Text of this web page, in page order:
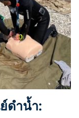
ดำน้ำ: